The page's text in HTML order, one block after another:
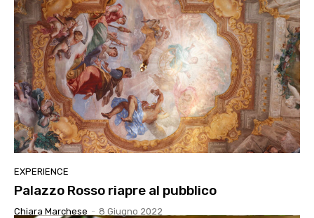
EXPERIENCE
Palazzo Rosso riapre al pubblico
Chiara Marchese - 8 Giugno 2022